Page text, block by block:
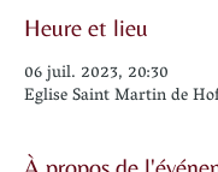
Heure et lieu
06 juil. 2023, 20:30
Eglise Saint Martin de